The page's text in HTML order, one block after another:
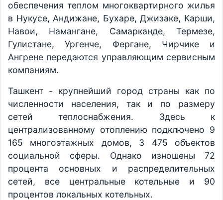
обеспечения теплом многоквартирного жилья
в Нукусе, Андижане, Бухаре, Джизаке, Карши,
Навои, Намангане, Самарканде, Термезе,
Гулистане, Ургенче, Фергане, Чирчике и
Ангрене передаются управляющим сервисным
компаниям.
Ташкент - крупнейший город страны как по
численности населения, так и по размеру
сетей теплоснабжения. Здесь к
централизованному отоплению подключено 9
165 многоэтажных домов, 3 475 объектов
социальной сферы. Однако изношены 72
процента основных и распределительных
сетей, все центральные котельные и 90
процентов локальных котельных.